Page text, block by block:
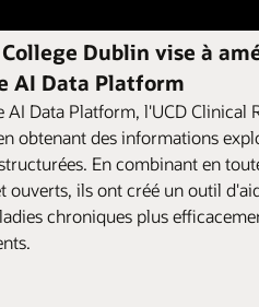
Dublin vise à
AI Data Platform
AI Data Platform, l'UCD Clinical
obtenant des informations
En combinant en
ouverts, ils ont créé un outil
chroniques plus